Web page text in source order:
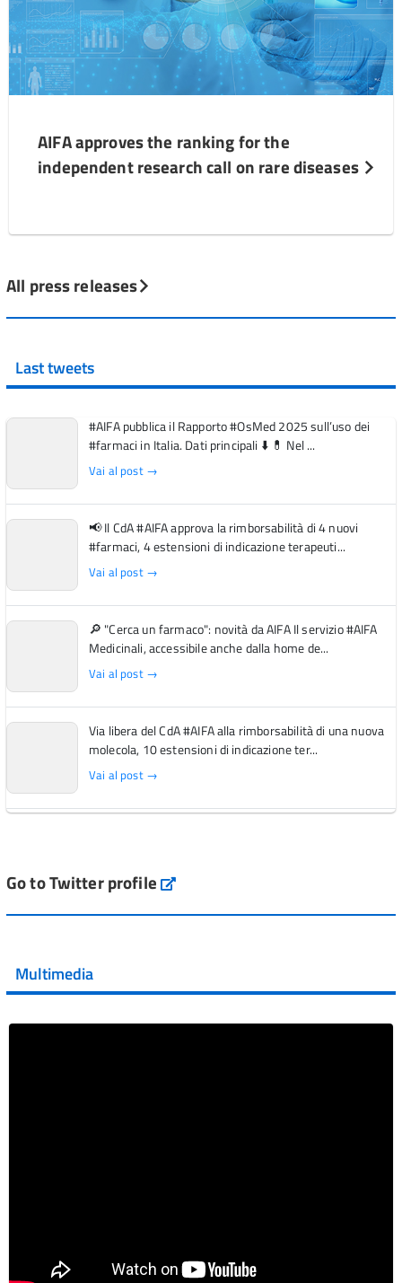
AIFA approves the ranking for the
independent research call on rare diseases
All press releases
Last tweets
#AIFA pubblica il Rapporto #OsMed 2025 sull’uso dei
#farmaci in Italia. Dati principali ⬇️ 💊 Nel ...
Vai al post →
📢 Il CdA #AIFA approva la rimborsabilità di 4 nuovi
#farmaci, 4 estensioni di indicazione terapeuti...
Vai al post →
🔎 "Cerca un farmaco": novità da AIFA Il servizio #AIFA
Medicinali, accessibile anche dalla home de...
Vai al post →
Via libera del CdA #AIFA alla rimborsabilità di una nuova
molecola, 10 estensioni di indicazione ter...
Vai al post →
Vai al post →
Vai al post →
Go to Twitter profile aifa_ufficiale
Multimedia